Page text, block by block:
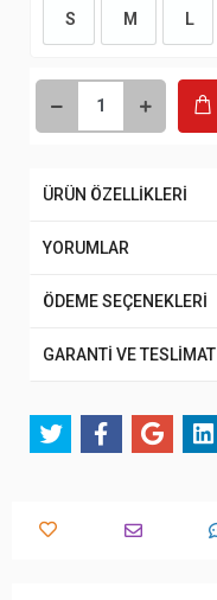
S M L
ÜRÜN ÖZELLİKLERİ
YORUMLAR
ÖDEME SEÇENEKLERİ
GARANTİ VE TESLİMAT